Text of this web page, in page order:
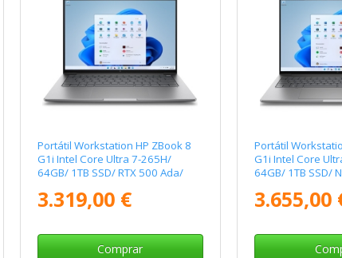
Portátil Workstation HP ZBook 8
G1i Intel Core Ultra 7-265H/
64GB/ 1TB SSD/ RTX 500 Ada/
3.319,00 €
Comprar
Portátil
G1i Intel Core
64GB/ 1TB SSD/
3.655,00